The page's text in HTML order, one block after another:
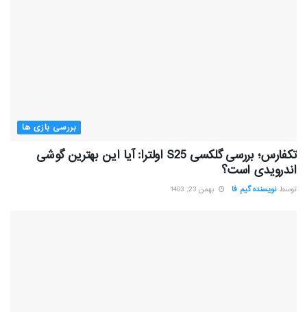
بررسی بازی ها
تکفارس؛ بررسی گلکسی S25 اولترا: آیا این بهترین گوشی
اندرویدی است؟
توسط نویسنده گیم فا بهمن 23, 1403